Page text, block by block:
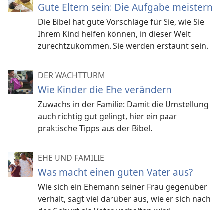
Gute Eltern sein: Die Aufgabe meistern
Die Bibel hat gute Vorschläge für Sie, wie Sie
Ihrem Kind helfen können, in dieser Welt
zurechtzukommen. Sie werden erstaunt sein.
DER WACHTTURM
Wie Kinder die Ehe verändern
Zuwachs in der Familie: Damit die Umstellung
auch richtig gut gelingt, hier ein paar
praktische Tipps aus der Bibel.
EHE UND FAMILIE
Was macht einen guten Vater aus?
Wie sich ein Ehemann seiner Frau gegenüber
verhält, sagt viel darüber aus, wie er sich nach